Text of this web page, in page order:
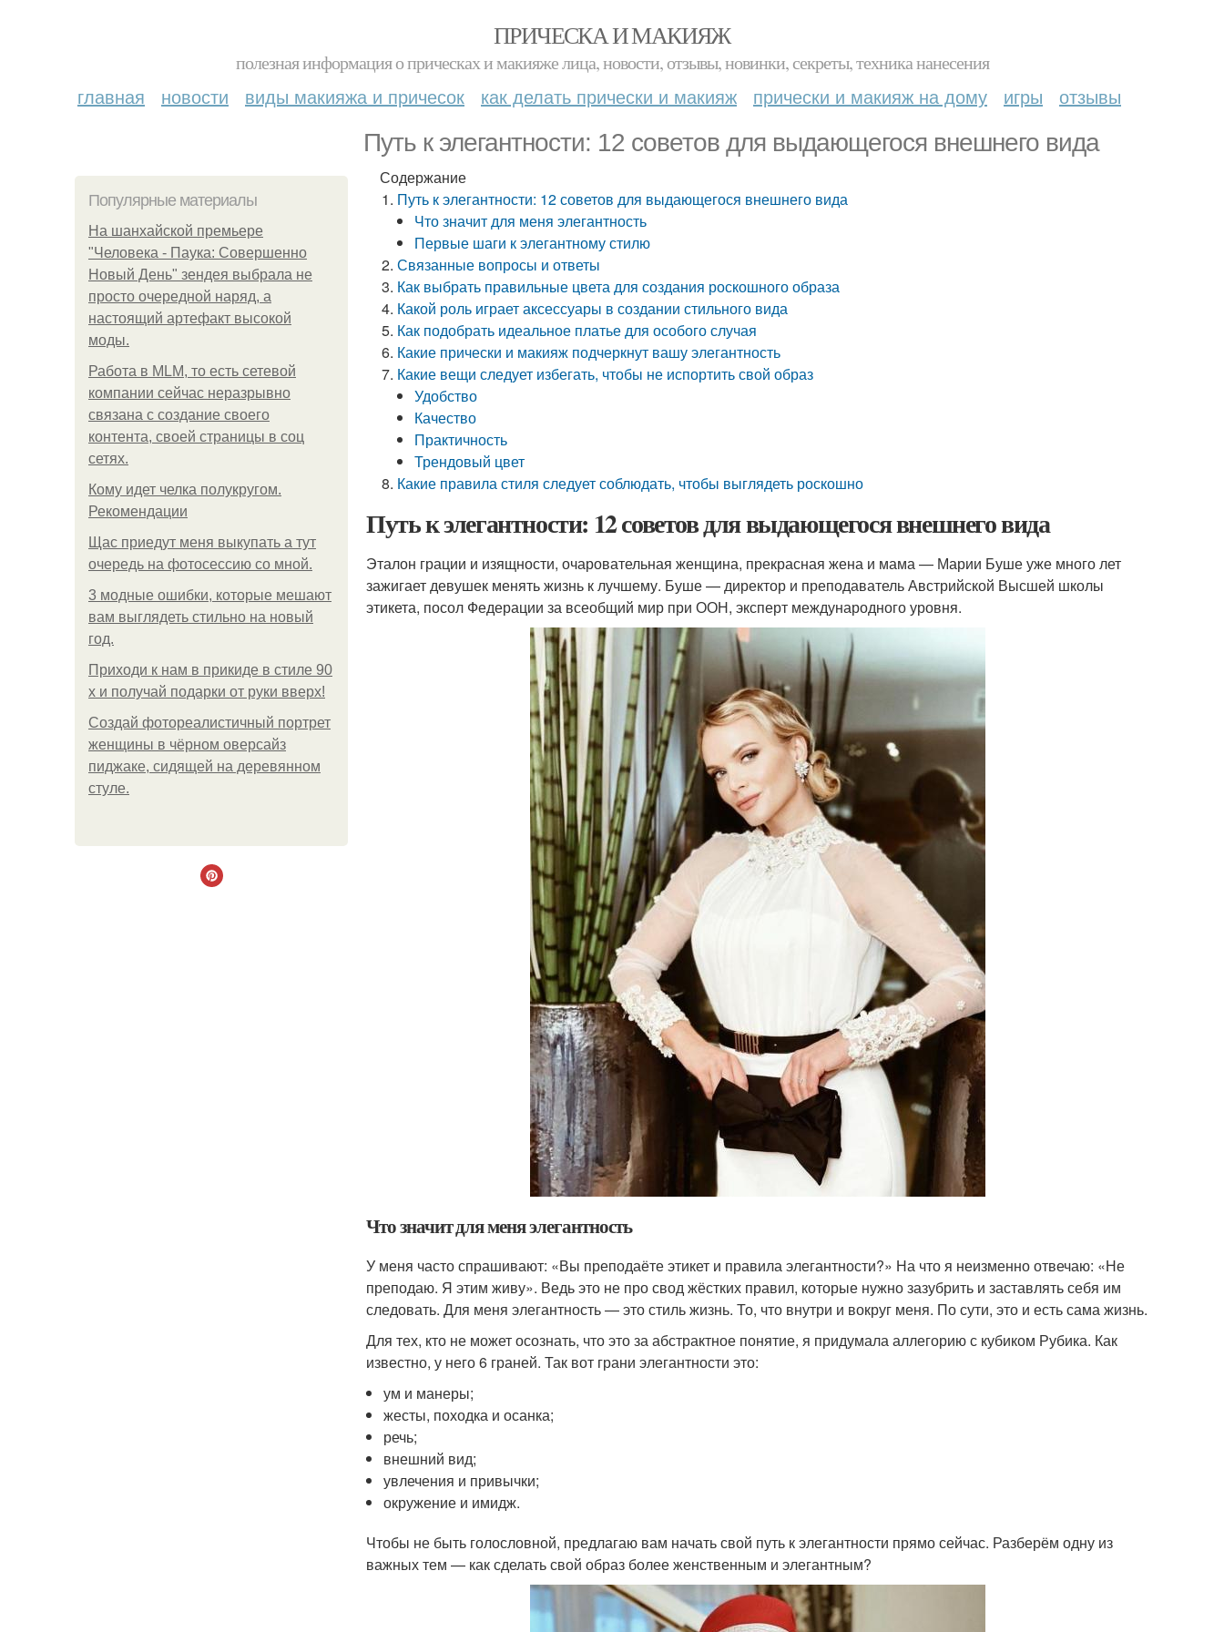
ПРИЧЕСКА И МАКИЯЖ
полезная информация о прическах и макияже лица, новости, отзывы, новинки, секреты, техника нанесения
главная новости виды макияжа и причесок как делать прически и макияж прически и макияж на дому игры отзывы
Путь к элегантности: 12 советов для выдающегося внешнего вида
Популярные материалы
На шанхайской премьере
"Человека - Паука: Совершенно
Новый День" зендея выбрала не
просто очередной наряд, а
настоящий артефакт высокой
моды.
Работа в MLM, то есть сетевой
компании сейчас неразрывно
связана с создание своего
контента, своей страницы в соц
сетях.
Кому идет челка полукругом.
Рекомендации
Щас приедут меня выкупать а тут
очередь на фотосессию со мной.
3 модные ошибки, которые мешают
вам выглядеть стильно на новый
год.
Приходи к нам в прикиде в стиле 90
х и получай подарки от руки вверх!
Создай фотореалистичный портрет
женщины в чёрном оверсайз
пиджаке, сидящей на деревянном
стуле.
Содержание
Путь к элегантности: 12 советов для выдающегося внешнего вида
Что значит для меня элегантность
Первые шаги к элегантному стилю
Связанные вопросы и ответы
Как выбрать правильные цвета для создания роскошного образа
Какой роль играет аксессуары в создании стильного вида
Как подобрать идеальное платье для особого случая
Какие прически и макияж подчеркнут вашу элегантность
Какие вещи следует избегать, чтобы не испортить свой образ
Удобство
Качество
Практичность
Трендовый цвет
Какие правила стиля следует соблюдать, чтобы выглядеть роскошно
Путь к элегантности: 12 советов для выдающегося внешнего вида
Эталон грации и изящности, очаровательная женщина, прекрасная жена и мама — Марии Буше уже много лет
зажигает девушек менять жизнь к лучшему. Буше — директор и преподаватель Австрийской Высшей школы
этикета, посол Федерации за всеобщий мир при ООН, эксперт международного уровня.
Что значит для меня элегантность
У меня часто спрашивают: «Вы преподаёте этикет и правила элегантности?» На что я неизменно отвечаю: «Не
преподаю. Я этим живу». Ведь это не про свод жёстких правил, которые нужно зазубрить и заставлять себя им
следовать. Для меня элегантность — это стиль жизнь. То, что внутри и вокруг меня. По сути, это и есть сама жизнь.
Для тех, кто не может осознать, что это за абстрактное понятие, я придумала аллегорию с кубиком Рубика. Как
известно, у него 6 граней. Так вот грани элегантности это:⠀
ум и манеры;
жесты, походка и осанка;
речь;
внешний вид;
увлечения и привычки;
окружение и имидж.
Чтобы не быть голословной, предлагаю вам начать свой путь к элегантности прямо сейчас. Разберём одну из
важных тем — как сделать свой образ более женственным и элегантным?